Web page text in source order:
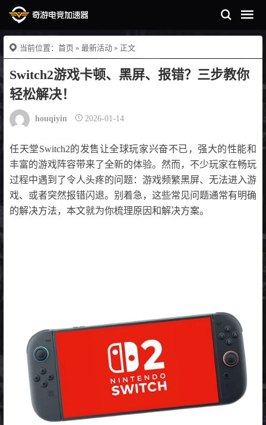
当前位置： 首页 » 最新活动 » 正文
Switch2游戏卡顿、黑屏、报错？三步教你
轻松解决！
houqiyin 2026-01-14
任天堂Switch2的发售让全球玩家兴奋不已，强大的性能和
丰富的游戏阵容带来了全新的体验。然而，不少玩家在畅玩
过程中遇到了令人头疼的问题：游戏频繁黑屏、无法进入游
戏、或者突然报错闪退。别着急，这些常见问题通常有明确
的解决方法，本文就为你梳理原因和解决方案。